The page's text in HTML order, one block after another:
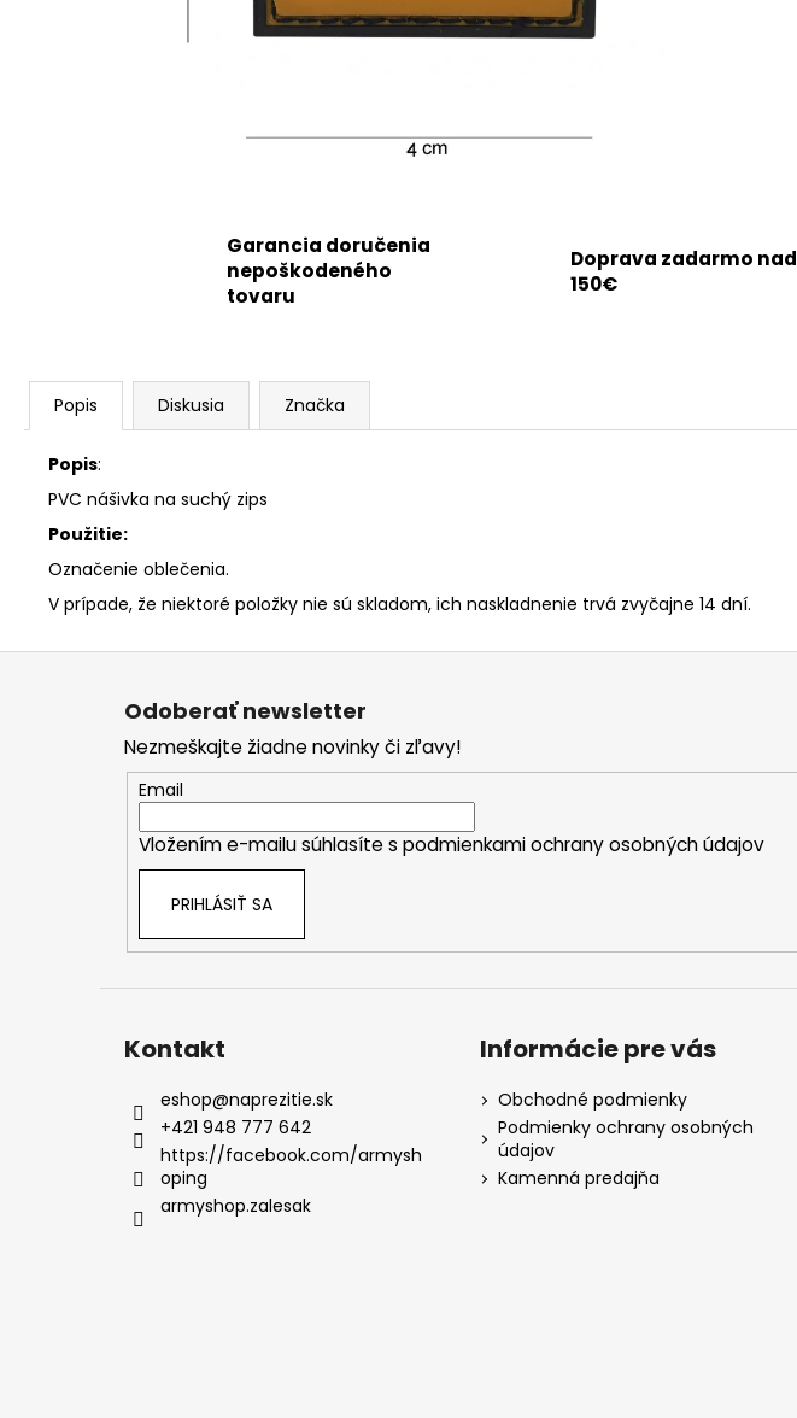
Garancia doručenia
nepoškodeného
tovaru
Doprava zadarmo nad
150€
Popis Diskusia Značka
Popis:
PVC nášivka na suchý zips
Použitie:
Označenie oblečenia.
V prípade, že niektoré položky nie sú skladom, ich naskladnenie trvá zvyčajne 14 dní.
Z
Odoberať newsletter
Nezmeškajte žiadne novinky či zľavy!
Email
Vložením e-mailu súhlasíte s podmienkami ochrany osobných údajov
PRIHLÁSIŤ SA
Kontakt
eshop@naprezitie.sk
+421 948 777 642
https://facebook.com/armysh
oping
armyshop.zalesak
Informácie pre vás
Obchodné podmienky
Podmienky ochrany osobných
údajov
Kamenná predajňa